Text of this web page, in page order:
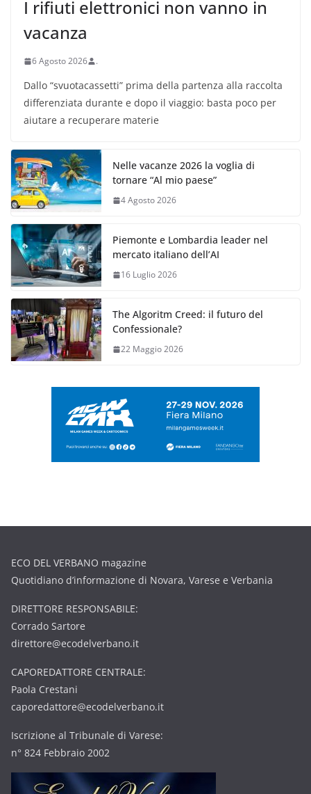
I rifiuti elettronici non vanno in
vacanza
6 Agosto 2026 .
Dallo “svuotacassetti” prima della partenza alla raccolta
differenziata durante e dopo il viaggio: basta poco per
aiutare a recuperare materie
Nelle vacanze 2026 la voglia di
tornare “Al mio paese”
4 Agosto 2026
Piemonte e Lombardia leader nel
mercato italiano dell’AI
16 Luglio 2026
The Algoritm Creed: il futuro del
Confessionale?
22 Maggio 2026
ECO DEL VERBANO magazine
Quotidiano d’informazione di Novara, Varese e Verbania
DIRETTORE RESPONSABILE:
Corrado Sartore
direttore@ecodelverbano.it
CAPOREDATTORE CENTRALE:
Paola Crestani
caporedattore@ecodelverbano.it
Iscrizione al Tribunale di Varese:
n° 824 Febbraio 2002